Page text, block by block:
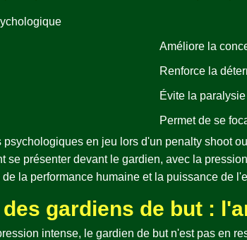
Améliore la
Renforce la
Évite la
Permet de se
en jeu lors d'un penalty shoot
se présenter devant le gardien, avec la
la performance humaine et la puissance de
gardiens de but :
intense, le gardien de but n'est pas en